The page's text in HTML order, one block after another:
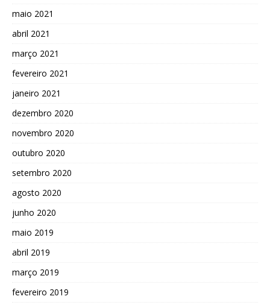
maio 2021
abril 2021
março 2021
fevereiro 2021
janeiro 2021
dezembro 2020
novembro 2020
outubro 2020
setembro 2020
agosto 2020
junho 2020
maio 2019
abril 2019
março 2019
fevereiro 2019